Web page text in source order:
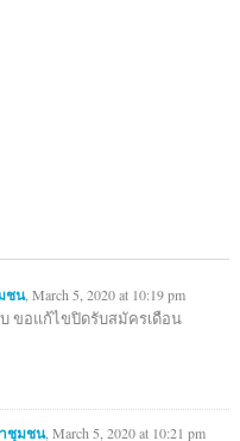
ชน, March 5, 2020 at 10:19 pm
ขอแก้ไขปิดรับสมัครเดือน
ชุมชน, March 5, 2020 at 10:21 pm